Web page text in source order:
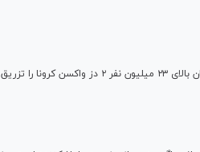
سازمان بهداشت جهانی تزریق دز سوم واکسن کرونا را تایید کرد، هم اکنون در ایران بالای ۲۳